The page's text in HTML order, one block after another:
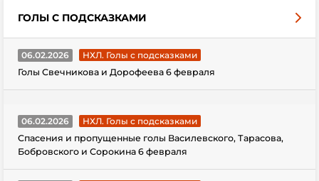
ГОЛЫ С ПОДСКАЗКАМИ
06.02.2026
НХЛ. Голы с подсказками
Голы Свечникова и Дорофеева 6 февраля
06.02.2026
НХЛ. Голы с подсказками
Спасения и пропущенные голы Василевского, Тарасова,
Бобровского и Сорокина 6 февраля